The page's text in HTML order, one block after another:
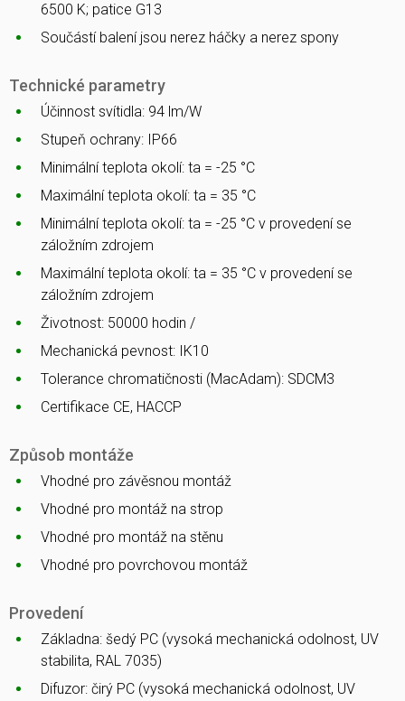
6500 K; patice G13
Součástí balení jsou nerez háčky a nerez spony
Technické parametry
Účinnost svítidla: 94 lm/W
Stupeň ochrany: IP66
Minimální teplota okolí: ta = -25 °C
Maximální teplota okolí: ta = 35 °C
Minimální teplota okolí: ta = -25 °C v provedení se
záložním zdrojem
Maximální teplota okolí: ta = 35 °C v provedení se
záložním zdrojem
Životnost: 50000 hodin /
Mechanická pevnost: IK10
Tolerance chromatičnosti (MacAdam): SDCM3
Certifikace CE, HACCP
Způsob montáže
Vhodné pro závěsnou montáž
Vhodné pro montáž na strop
Vhodné pro montáž na stěnu
Vhodné pro povrchovou montáž
Provedení
Základna: šedý PC (vysoká mechanická odolnost, UV
stabilita, RAL 7035)
Difuzor: čirý PC (vysoká mechanická odolnost, UV